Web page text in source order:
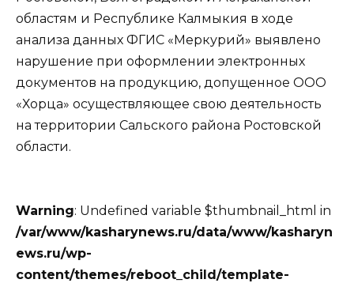
областям и Республике Калмыкия в ходе
анализа данных ФГИС «Меркурий» выявлено
нарушение при оформлении электронных
документов на продукцию, допущенное ООО
«Хорца» осуществляющее свою деятельность
на территории Сальского района Ростовской
области.
Warning: Undefined variable $thumbnail_html in
/var/www/kasharynews.ru/data/www/kasharyn
ews.ru/wp-
content/themes/reboot_child/template-